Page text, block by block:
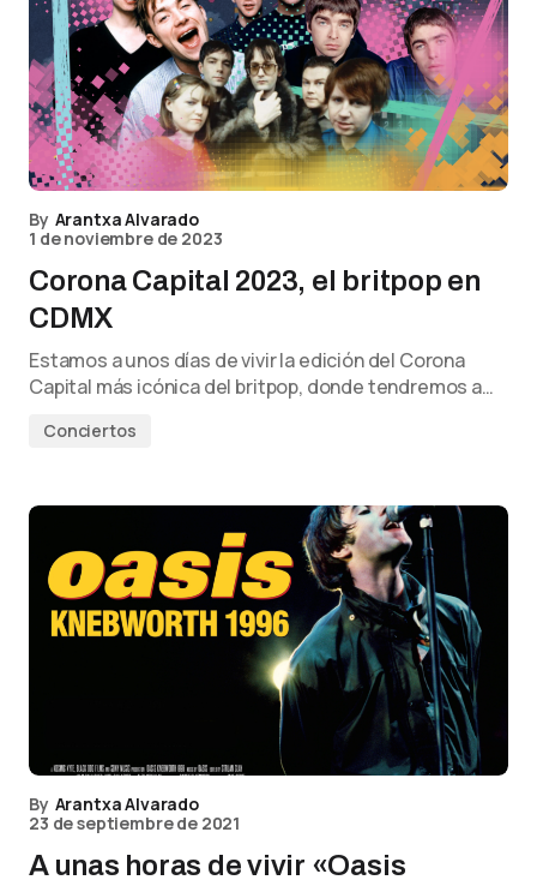
By Arantxa Alvarado
1 de noviembre de 2023
Corona Capital 2023, el britpop en
CDMX
Estamos a unos días de vivir la edición del Corona
Capital más icónica del britpop, donde tendremos a…
Conciertos
By Arantxa Alvarado
23 de septiembre de 2021
A unas horas de vivir «Oasis